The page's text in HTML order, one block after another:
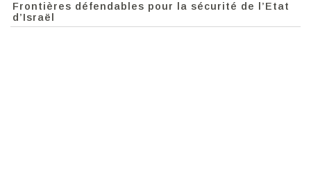
Frontières défendables pour la sécurité de l’Etat
d’Israël